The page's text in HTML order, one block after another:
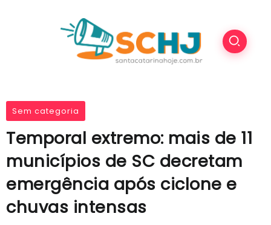
Sem categoria
Temporal extremo: mais de 11
municípios de SC decretam
emergência após ciclone e
chuvas intensas